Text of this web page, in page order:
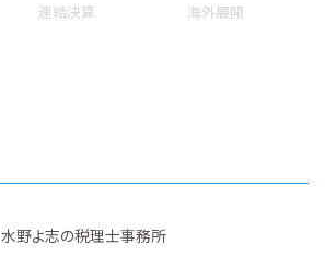
連結決算 海外展開
水野よ志の税理士事務所